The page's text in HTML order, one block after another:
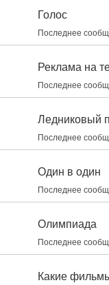
Голос
Последнее
Реклама на
Последнее
Ледниковый
Последнее
Один в один
Последнее
Олимпиада
Последнее
Какие